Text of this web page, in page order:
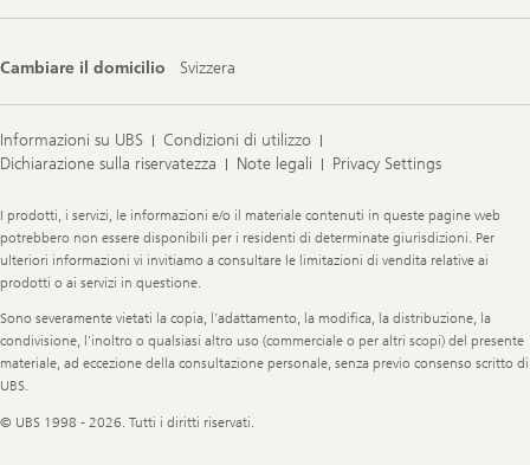
Cambiare il domicilio Svizzera
Informazioni su UBS
Condizioni di utilizzo
Dichiarazione sulla riservatezza
Note legali Privacy Settings
Legal
Information
I prodotti, i servizi, le informazioni e/o il materiale contenuti in queste pagine web
potrebbero non essere disponibili per i residenti di determinate giurisdizioni. Per
ulteriori informazioni vi invitiamo a consultare le limitazioni di vendita relative ai
prodotti o ai servizi in questione.
Sono severamente vietati la copia, l’adattamento, la modifica, la distribuzione, la
condivisione, l’inoltro o qualsiasi altro uso (commerciale o per altri scopi) del presente
materiale, ad eccezione della consultazione personale, senza previo consenso scritto di
UBS.
© UBS 1998 - 2026. Tutti i diritti riservati.